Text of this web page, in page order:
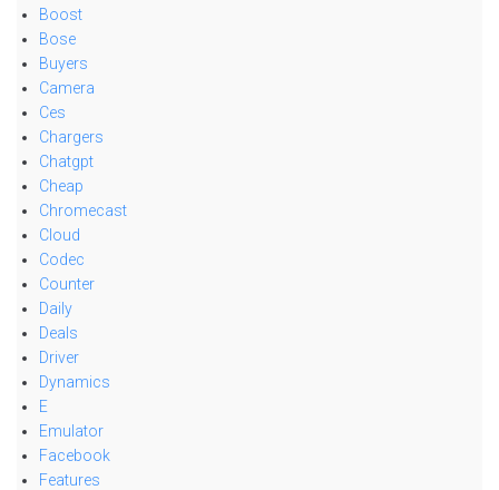
Boost
Bose
Buyers
Camera
Ces
Chargers
Chatgpt
Cheap
Chromecast
Cloud
Codec
Counter
Daily
Deals
Driver
Dynamics
E
Emulator
Facebook
Features